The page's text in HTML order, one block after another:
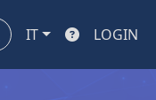
IT LOGIN